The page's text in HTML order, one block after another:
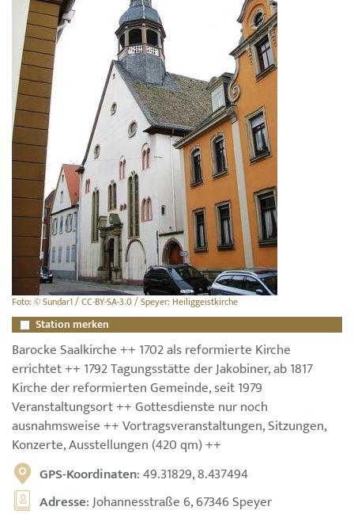
Foto: © Sundar1 / CC-BY-SA-3.0 / Speyer: Heiliggeistkirche
Station merken
Barocke Saalkirche ++ 1702 als reformierte Kirche
errichtet ++ 1792 Tagungsstätte der Jakobiner, ab 1817
Kirche der reformierten Gemeinde, seit 1979
Veranstaltungsort ++ Gottesdienste nur noch
ausnahmsweise ++ Vortragsveranstaltungen, Sitzungen,
Konzerte, Ausstellungen (420 qm) ++
GPS-Koordinaten: 49.31829, 8.437494
Adresse: Johannesstraße 6, 67346 Speyer